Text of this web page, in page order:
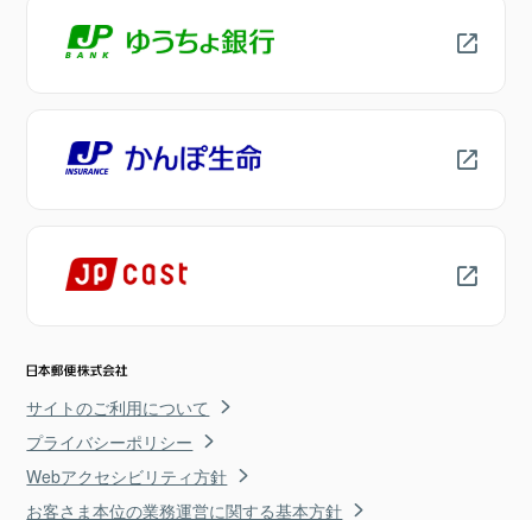
サイトのご利用について
プライバシーポリシー
Webアクセシビリティ方針
お客さま本位の業務運営に関する基本方針